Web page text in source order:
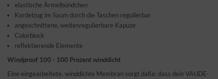
elastische Ärmelbündchen
Kordelzug im Saum durch die Taschen regulierbar
angeschnittene, weitenregulierbare Kapuze
Colorblock
reflektierende Elemente
Windproof 100 - 100 Prozent winddicht
Eine eingearbeitete, winddichte Membran sorgt dafür, dass dein VAUDE-